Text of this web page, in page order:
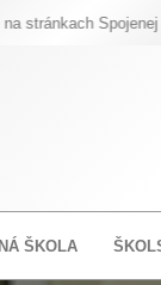
Spojenej školy
ŠKOLA